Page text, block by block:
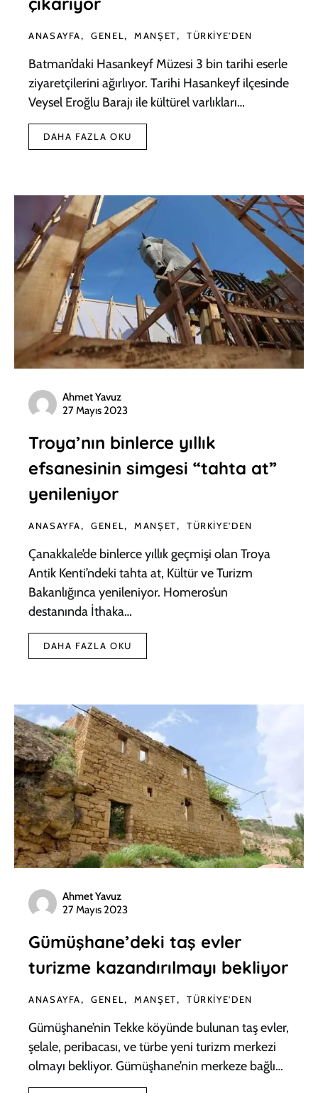
ANASAYFA GENEL MANŞET TÜRKIYE'DEN
Batman’daki Hasankeyf Müzesi 3 bin tarihi eserle
ziyaretçilerini ağırlıyor. Tarihi Hasankeyf ilçesinde
Veysel Eroğlu Barajı ile kültürel varlıkları…
DAHA FAZLA OKU
Ahmet Yavuz
27 Mayıs 2023
Troya’nın binlerce yıllık
efsanesinin simgesi “tahta at”
yenileniyor
ANASAYFA GENEL MANŞET TÜRKIYE'DEN
Çanakkale’de binlerce yıllık geçmişi olan Troya
Antik Kenti’ndeki tahta at, Kültür ve Turizm
Bakanlığınca yenileniyor. Homeros’un
destanında İthaka…
DAHA FAZLA OKU
Ahmet Yavuz
27 Mayıs 2023
Gümüşhane’deki taş evler
turizme kazandırılmayı bekliyor
ANASAYFA GENEL MANŞET TÜRKIYE'DEN
Gümüşhane’nin Tekke köyünde bulunan taş evler,
şelale, peribacası, ve türbe yeni turizm merkezi
olmayı bekliyor. Gümüşhane’nin merkeze bağlı…